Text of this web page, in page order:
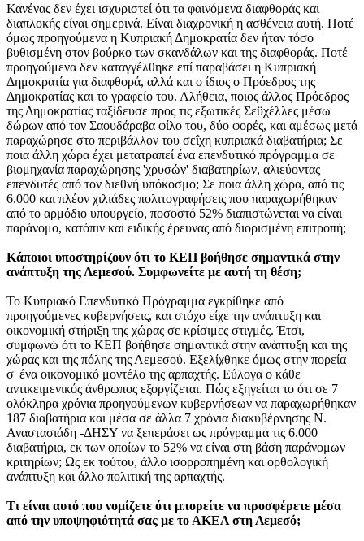
Κανένας δεν έχει ισχυριστεί ότι τα φαινόμενα διαφθοράς και
διαπλοκής είναι σημερινά. Είναι διαχρονική η ασθένεια αυτή. Ποτέ
όμως προηγούμενα η Κυπριακή Δημοκρατία δεν ήταν τόσο
βυθισμένη στον βούρκο των σκανδάλων και της διαφθοράς. Ποτέ
προηγούμενα δεν καταγγέλθηκε επί παραβάσει η Κυπριακή
Δημοκρατία για διαφθορά, αλλά και ο ίδιος ο Πρόεδρος της
Δημοκρατίας και το γραφείο του. Αλήθεια, ποιος άλλος Πρόεδρος
της Δημοκρατίας ταξίδευσε προς τις εξωτικές Σεϋχέλλες μέσω
δώρων από τον Σαουδάραβα φίλο του, δύο φορές, και αμέσως μετά
παραχώρησε στο περιβάλλον του σεΐχη κυπριακά διαβατήρια; Σε
ποια άλλη χώρα έχει μετατραπεί ένα επενδυτικό πρόγραμμα σε
βιομηχανία παραχώρησης 'χρυσών' διαβατηρίων, αλιεύοντας
επενδυτές από τον διεθνή υπόκοσμο; Σε ποια άλλη χώρα, από τις
6.000 και πλέον χιλιάδες πολιτογραφήσεις που παραχωρήθηκαν
από το αρμόδιο υπουργείο, ποσοστό 52% διαπιστώνεται να είναι
παράνομο, κατόπιν και ειδικής έρευνας από διορισμένη επιτροπή;
Κάποιοι υποστηρίζουν ότι το ΚΕΠ βοήθησε σημαντικά στην
ανάπτυξη της Λεμεσού. Συμφωνείτε με αυτή τη θέση;
Το Κυπριακό Επενδυτικό Πρόγραμμα εγκρίθηκε από
προηγούμενες κυβερνήσεις, και στόχο είχε την ανάπτυξη και
οικονομική στήριξη της χώρας σε κρίσιμες στιγμές. Έτσι,
συμφωνώ ότι το ΚΕΠ βοήθησε σημαντικά στην ανάπτυξη και της
χώρας και της πόλης της Λεμεσού. Εξελίχθηκε όμως στην πορεία
σ' ένα οικονομικό μοντέλο της αρπαχτής. Εύλογα ο κάθε
αντικειμενικός άνθρωπος εξοργίζεται. Πώς εξηγείται το ότι σε 7
ολόκληρα χρόνια προηγούμενων κυβερνήσεων να παραχωρήθηκαν
187 διαβατήρια και μέσα σε άλλα 7 χρόνια διακυβέρνησης Ν.
Αναστασιάδη -ΔΗΣΥ να ξεπεράσει ως πρόγραμμα τις 6.000
διαβατήρια, εκ των οποίων το 52% να είναι στη βάση παράνομων
κριτηρίων; Ως εκ τούτου, άλλο ισορροπημένη και ορθολογική
ανάπτυξη και άλλο πολιτική της αρπαχτής.
Τι είναι αυτό που νομίζετε ότι μπορείτε να προσφέρετε μέσα
από την υποψηφιότητά σας με το ΑΚΕΛ στη Λεμεσό;